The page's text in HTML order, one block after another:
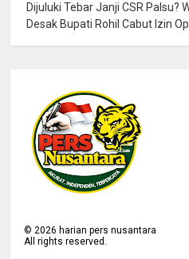
Dijuluki Tebar Janji CSR Palsu?
Desak Bupati Rohil Cabut Izin
©2026 harian pers nusantara
All rights reserved.